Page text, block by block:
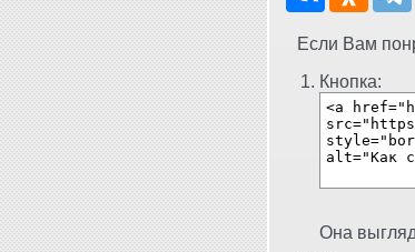
Если Вам
Кнопка:
Она